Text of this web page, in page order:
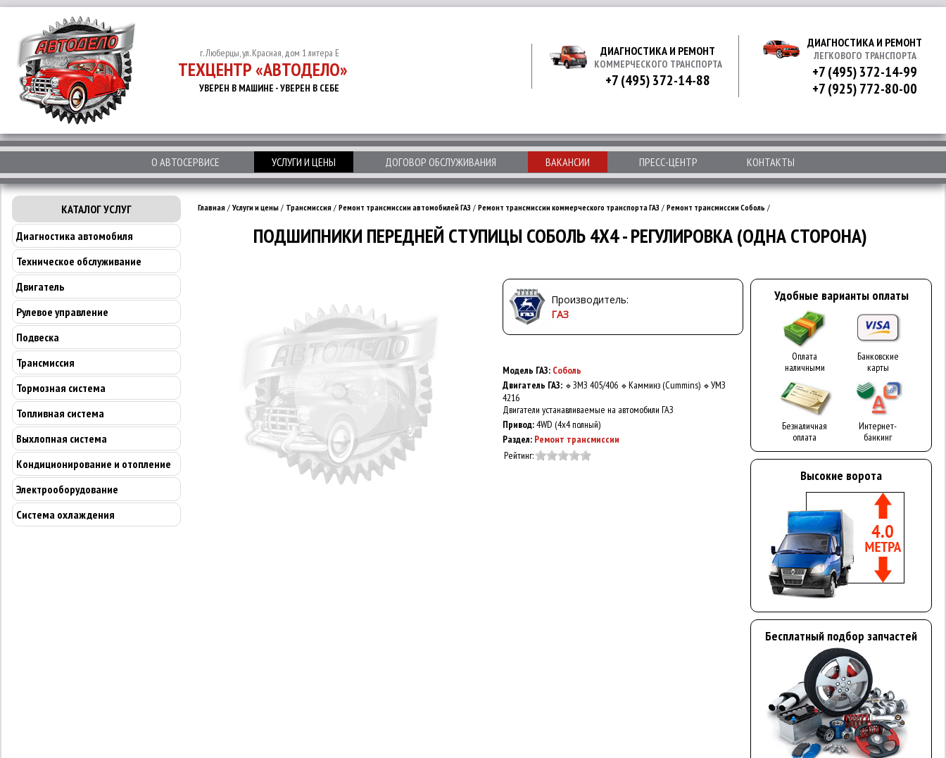
г. Люберцы, ул. Красная, дом 1 литера Е
ТЕХЦЕНТР «АВТОДЕЛО»
УВЕРЕН В МАШИНЕ - УВЕРЕН В СЕБЕ
ДИАГНОСТИКА И РЕМОНТ
КОММЕРЧЕСКОГО ТРАНСПОРТА
+7 (495) 372-14-88
ДИАГНОСТИКА И РЕМОНТ
ЛЕГКОВОГО ТРАНСПОРТА
+7 (495) 372-14-99
+7 (925) 772-80-00
О АВТОСЕРВИСЕ УСЛУГИ И ЦЕНЫ ДОГОВОР ОБСЛУЖИВАНИЯ ВАКАНСИИ ПРЕСС-ЦЕНТР КОНТАКТЫ
КАТАЛОГ УСЛУГ
Диагностика автомобиля
Техническое обслуживание
Двигатель
Рулевое управление
Подвеска
Трансмиссия
Тормозная система
Топливная система
Выхлопная система
Кондиционирование и отопление
Электрооборудование
Система охлаждения
Главная / Услуги и цены / Трансмиссия / Ремонт трансмиссии автомобилей ГАЗ / Ремонт трансмиссии коммерческого транспорта ГАЗ / Ремонт трансмиссии Соболь /
ПОДШИПНИКИ ПЕРЕДНЕЙ СТУПИЦЫ СОБОЛЬ 4Х4 - РЕГУЛИРОВКА (ОДНА СТОРОНА)
Производитель:
ГАЗ
Модель ГАЗ: Соболь
Двигатель ГАЗ: 🔹 ЗМЗ 405/406 🔹 Камминз (Cummins) 🔹 УМЗ
4216
Двигатели устанавливаемые на автомобили ГАЗ
Привод:4WD (4x4 полный)
Раздел: Ремонт трансмиссии
Рейтинг:
Удобные варианты оплаты
Оплата
наличными
Банковские
карты
Безналичная
оплата
Интернет-
банкинг
Высокие ворота
Бесплатный подбор запчастей